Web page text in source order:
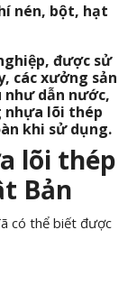
nén, bột, hạt
được sử
các xưởng sản
dẫn nước,
nhựa lõi thép
khi sử dụng.
lõi thép
Bản
có thể biết được